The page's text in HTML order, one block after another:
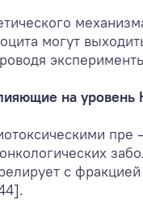
могут
на
пре
с